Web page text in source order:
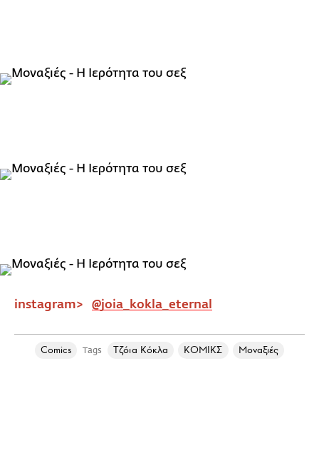
instagram> @joia_kokla_eternal
Comics Tags Τζόια Κόκλα ΚΟΜΙΚΣ Μοναξιές